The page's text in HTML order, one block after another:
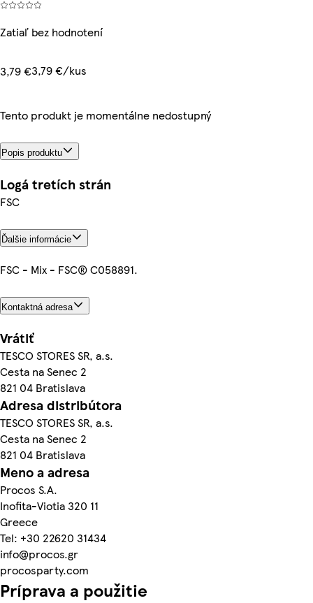
Zatiaľ bez hodnotení
3,79 €3,79 €/kus
Tento produkt je momentálne nedostupný
Popis produktu
Logá tretích strán
FSC
Ďalšie informácie
FSC - Mix - FSC® C058891.
Kontaktná adresa
Vrátiť
TESCO STORES SR, a.s.
Cesta na Senec 2
821 04 Bratislava
Adresa distribútora
TESCO STORES SR, a.s.
Cesta na Senec 2
821 04 Bratislava
Meno a adresa
Procos S.A.
Inofita-Viotia 320 11
Greece
Tel: +30 22620 31434
info@procos.gr
procosparty.com
Príprava a použitie